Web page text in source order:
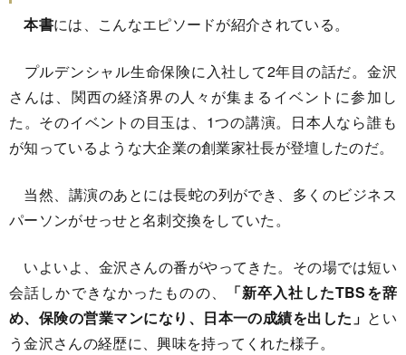
本書には、こんなエピソードが紹介されている。
プルデンシャル生命保険に入社して2年目の話だ。金沢
さんは、関西の経済界の人々が集まるイベントに参加し
た。そのイベントの目玉は、1つの講演。日本人なら誰も
が知っているような大企業の創業家社長が登壇したのだ。
当然、講演のあとには長蛇の列ができ、多くのビジネス
パーソンがせっせと名刺交換をしていた。
いよいよ、金沢さんの番がやってきた。その場では短い
会話しかできなかったものの、
「新卒入社したTBSを辞
め、保険の営業マンになり、日本一の成績を出した」 とい
う金沢さんの経歴に、興味を持ってくれた様子。